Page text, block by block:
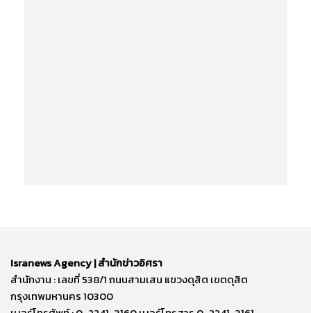
Isranews Agency | สำนักข่าวอิศรา
สำนักงาน : เลขที่ 538/1 ถนนสามเสน แขวงดุสิต เขตดุสิต
กรุงเทพมหานคร 10300